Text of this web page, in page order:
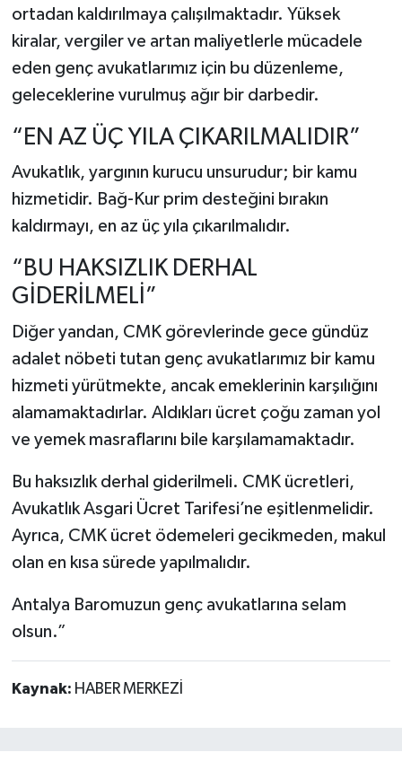
ortadan kaldırılmaya çalışılmaktadır. Yüksek
kiralar, vergiler ve artan maliyetlerle mücadele
eden genç avukatlarımız için bu düzenleme,
geleceklerine vurulmuş ağır bir darbedir.
“EN AZ ÜÇ YILA ÇIKARILMALIDIR”
Avukatlık, yargının kurucu unsurudur; bir kamu
hizmetidir. Bağ-Kur prim desteğini bırakın
kaldırmayı, en az üç yıla çıkarılmalıdır.
“BU HAKSIZLIK DERHAL
GİDERİLMELİ”
Diğer yandan, CMK görevlerinde gece gündüz
adalet nöbeti tutan genç avukatlarımız bir kamu
hizmeti yürütmekte, ancak emeklerinin karşılığını
alamamaktadırlar. Aldıkları ücret çoğu zaman yol
ve yemek masraflarını bile karşılamamaktadır.
Bu haksızlık derhal giderilmeli. CMK ücretleri,
Avukatlık Asgari Ücret Tarifesi’ne eşitlenmelidir.
Ayrıca, CMK ücret ödemeleri gecikmeden, makul
olan en kısa sürede yapılmalıdır.
Antalya Baromuzun genç avukatlarına selam
olsun.”
Kaynak: HABER MERKEZİ